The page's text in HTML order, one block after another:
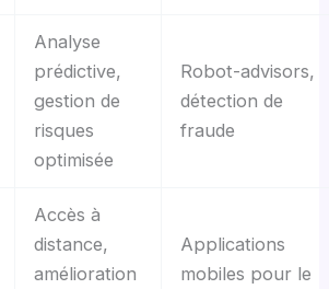
Analyse
prédictive,
gestion de
risques
optimisée
Robot-advisors,
détection de
fraude
Accès à
distance,
amélioration
Applications
mobiles pour le